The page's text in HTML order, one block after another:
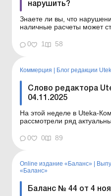
нарушить?
Знаете ли вы, что
наличные расчеты может
лимиты действуют в
правильно оформить такие
Спецтема «...
0 1 58
Коммерция | Блог редакции
Слово редактора
04.11.2025
На этой неделе в Uteka-
рассмотрели ряд
коллеги! На этой неделе в Uteka -Коммерция мы
Согласившись занять опр...
0 0 89
Online издание «Баланс» |
«Баланс»
Баланс № 44 от 4